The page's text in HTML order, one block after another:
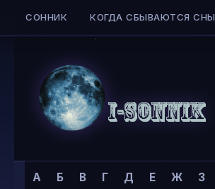
Skip to content
СОННИК КОГДА СБЫВАЮТСЯ СНЫ
Сонник
А Б В Г Д Е Ж З
Главная страница